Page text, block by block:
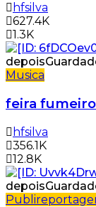
hfsilva
627.4K
1.3K
depois
Musica
feira
hfsilva
356.1K
12.8K
depois